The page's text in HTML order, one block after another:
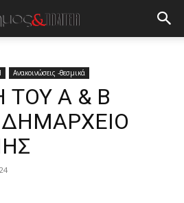
Ανακοινώσεις -θεσμικά
Α & Β